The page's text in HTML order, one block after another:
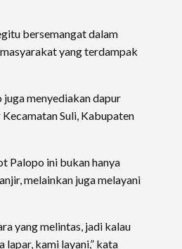
bersemangat dalam
yang terdampak
menyediakan dapur
Suli, Kabupaten
Palopo ini bukan hanya
melainkan juga melayani
yang melintas, jadi kalau
lapar, kami layani,” kata